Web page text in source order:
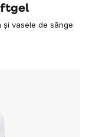
și vasele de sânge